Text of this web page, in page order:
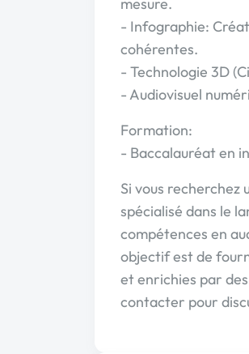
- Infographie:
cohérentes.
- Technologie 3D
- Audiovisuel
Formation:
- Baccalauréat en
Si vous
spécialisé dans le
compétences en
objectif est de
et enrichies par
contacter pour